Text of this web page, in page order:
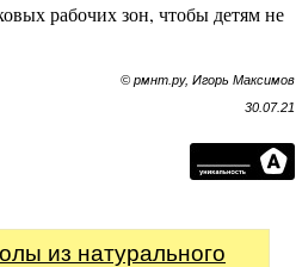
рабочих зон, чтобы детям не
© рмнт.ру, Игорь Максимов
30.07.21
из натурального